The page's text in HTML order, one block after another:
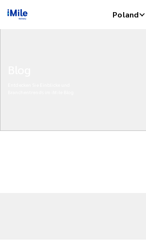
Poland